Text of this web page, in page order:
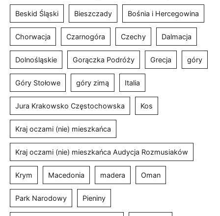
Beskid Śląski Bieszczady Bośnia i Hercegowina
Chorwacja Czarnogóra Czechy Dalmacja
Dolnośląskie Gorączka Podróży Grecja góry
Góry Stołowe góry zimą Italia
Jura Krakowsko Częstochowska Kos
Kraj oczami (nie) mieszkańca
Kraj oczami (nie) mieszkańca Audycja Rozmusiaków
Krym Macedonia madera Oman
Park Narodowy Pieniny